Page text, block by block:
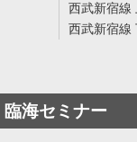
西武新宿線
西武新宿線
臨海セミナー